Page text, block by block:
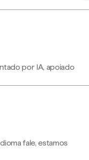
por IA, apoiado
fale, estamos